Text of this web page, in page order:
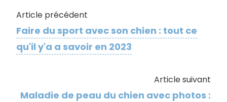
Article précédent
Faire du sport avec son chien : tout ce
qu'il y'a a savoir en 2023
Article suivant
Maladie de peau du chien avec photos :